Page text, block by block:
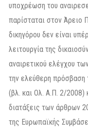
υποχρέωση του
παρίσταται στον Άρειο
δικηγόρου δεν είναι
λειτουργία της
αναιρετικού ελέγχου
την ελεύθερη πρόσβαση
(βλ. και Ολ. Α.Π. 2/2008)
διατάξεις των άρθρων
της Ευρωπαϊκής